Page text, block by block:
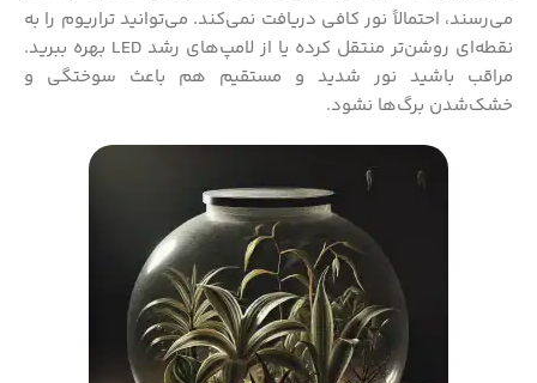
می‌رسند، احتمالاً نور کافی دریافت نمی‌کند. می‌توانید تراریوم را به
نقطه‌ای روشن‌تر منتقل کرده یا از لامپ‌های رشد LED بهره ببرید.
مراقب باشید نور شدید و مستقیم هم باعث سوختگی و
خشک‌شدن برگ‌ها نشود.